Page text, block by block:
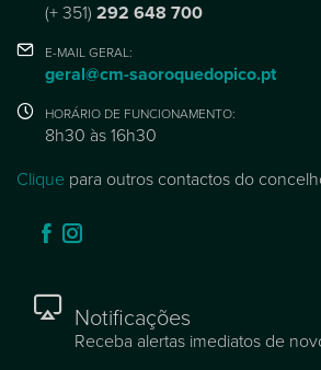
(+ 351) 292 648 700
E-MAIL GERAL:
geral@cm-saoroquedopico.pt
HORÁRIO DE FUNCIONAMENTO:
8h30 às 16h30
Clique para outros contactos do
Notificações
Receba alertas imediatos de